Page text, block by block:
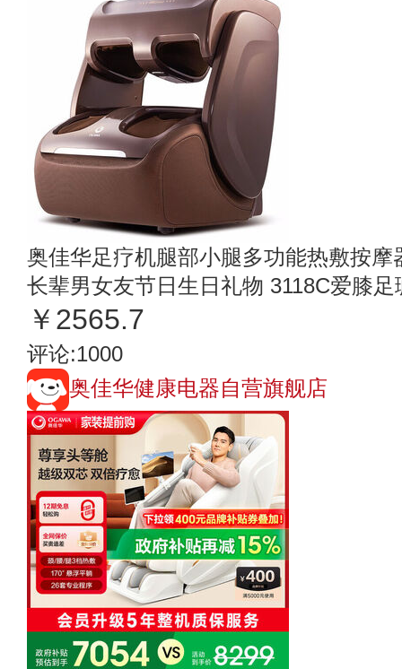
奥佳华足疗机腿部小腿多功能热敷按
长辈男女友节日生日礼物 3118C爱膝足
￥2565.7
评论:1000
奥佳华健康电器自营旗舰店